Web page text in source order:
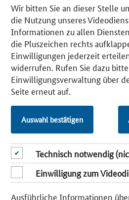
Wir bitten Sie an dieser Stelle
die Nutzung unseres
Informationen zu allen
die Pluszeichen rechts
Einwilligungen jederzeit
widerrufen. Rufen Sie dazu
Einwilligungsverwaltung über
Seite erneut auf.
Auswahl bestätigen
Technisch notwendig
Einwilligung zum
Ausführliche Informationen
Neuer Leitfaden zum Einsatz von
Praxis
Wie sich Online und Offline im
Digitale Plattformen schaffen
Mittelstand
Smart Health: Chancen der
Gesundheitswesen
Plattformen – Infrastruktur der
Bundesregierung
Startseite
Newsletter abonnieren